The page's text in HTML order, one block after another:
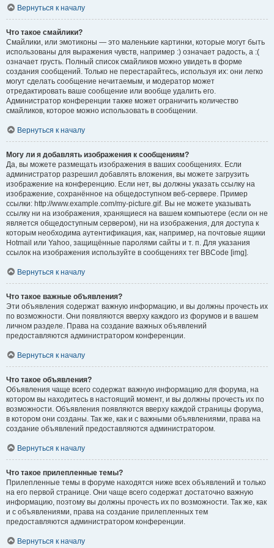
Вернуться к началу
Что такое смайлики?
Смайлики, или эмотиконы — это маленькие картинки, которые могут быть
использованы для выражения чувств, например :) означает радость, а :(
означает грусть. Полный список смайликов можно увидеть в форме
создания сообщений. Только не перестарайтесь, используя их: они легко
могут сделать сообщение нечитаемым, и модератор может
отредактировать ваше сообщение или вообще удалить его.
Администратор конференции также может ограничить количество
смайликов, которое можно использовать в сообщении.
Вернуться к началу
Могу ли я добавлять изображения к сообщениям?
Да, вы можете размещать изображения в ваших сообщениях. Если
администратор разрешил добавлять вложения, вы можете загрузить
изображение на конференцию. Если нет, вы должны указать ссылку на
изображение, сохранённое на общедоступном веб-сервере. Пример
ссылки: http://www.example.com/my-picture.gif. Вы не можете указывать
ссылку ни на изображения, хранящиеся на вашем компьютере (если он не
является общедоступным сервером), ни на изображения, для доступа к
которым необходима аутентификация, как, например, на почтовые ящики
Hotmail или Yahoo, защищённые паролями сайты и т. п. Для указания
ссылок на изображения используйте в сообщениях тег BBCode [img].
Вернуться к началу
Что такое важные объявления?
Эти объявления содержат важную информацию, и вы должны прочесть их
по возможности. Они появляются вверху каждого из форумов и в вашем
личном разделе. Права на создание важных объявлений
предоставляются администратором конференции.
Вернуться к началу
Что такое объявления?
Объявления чаще всего содержат важную информацию для форума, на
котором вы находитесь в настоящий момент, и вы должны прочесть их по
возможности. Объявления появляются вверху каждой страницы форума,
в котором они созданы. Так же, как и с важными объявлениями, права на
создание объявлений предоставляются администратором.
Вернуться к началу
Что такое прилепленные темы?
Прилепленные темы в форуме находятся ниже всех объявлений и только
на его первой странице. Они чаще всего содержат достаточно важную
информацию, поэтому вы должны прочесть их по возможности. Так же, как
и с объявлениями, права на создание прилепленных тем
предоставляются администратором конференции.
Вернуться к началу